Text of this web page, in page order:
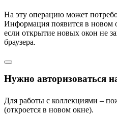
На эту операцию может
Информация появится в новом
если открытие новых окон не
браузера.
Нужно авторизоваться
Для работы с коллекциями –
(откроется в новом окне).